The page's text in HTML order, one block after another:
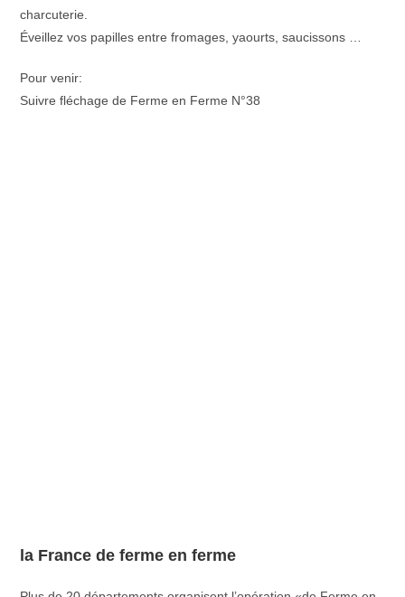
charcuterie.
Éveillez vos papilles entre fromages, yaourts, saucissons …
Pour venir:
Suivre fléchage de Ferme en Ferme N°38
la France de ferme en ferme